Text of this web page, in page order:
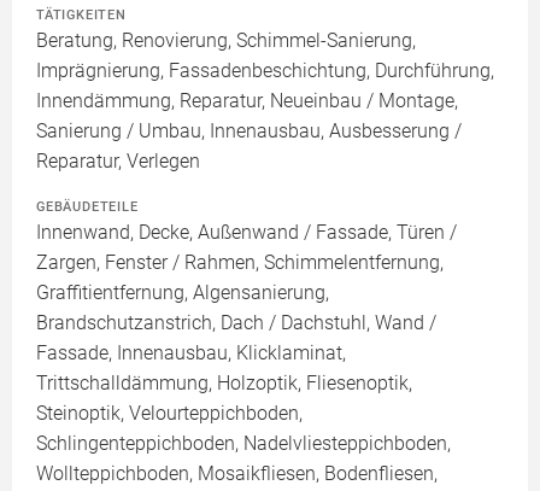
TÄTIGKEITEN
Beratung, Renovierung, Schimmel-Sanierung,
Imprägnierung, Fassadenbeschichtung, Durchführung,
Innendämmung, Reparatur, Neueinbau / Montage,
Sanierung / Umbau, Innenausbau, Ausbesserung /
Reparatur, Verlegen
GEBÄUDETEILE
Innenwand, Decke, Außenwand / Fassade, Türen /
Zargen, Fenster / Rahmen, Schimmelentfernung,
Graffitientfernung, Algensanierung,
Brandschutzanstrich, Dach / Dachstuhl, Wand /
Fassade, Innenausbau, Klicklaminat,
Trittschalldämmung, Holzoptik, Fliesenoptik,
Steinoptik, Velourteppichboden,
Schlingenteppichboden, Nadelvliesteppichboden,
Wollteppichboden, Mosaikfliesen, Bodenfliesen,